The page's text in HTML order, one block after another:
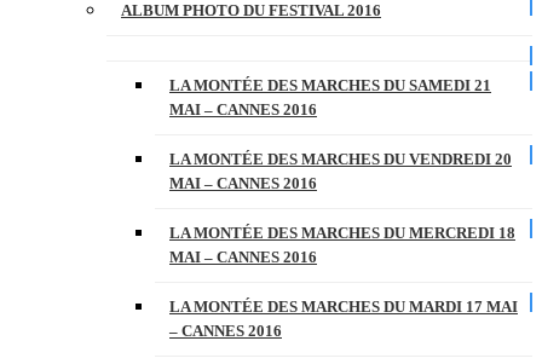
ALBUM PHOTO DU FESTIVAL 2016
LA MONTÉE DES MARCHES DU SAMEDI 21
MAI – CANNES 2016
LA MONTÉE DES MARCHES DU VENDREDI 20
MAI – CANNES 2016
LA MONTÉE DES MARCHES DU MERCREDI 18
MAI – CANNES 2016
LA MONTÉE DES MARCHES DU MARDI 17 MAI
– CANNES 2016